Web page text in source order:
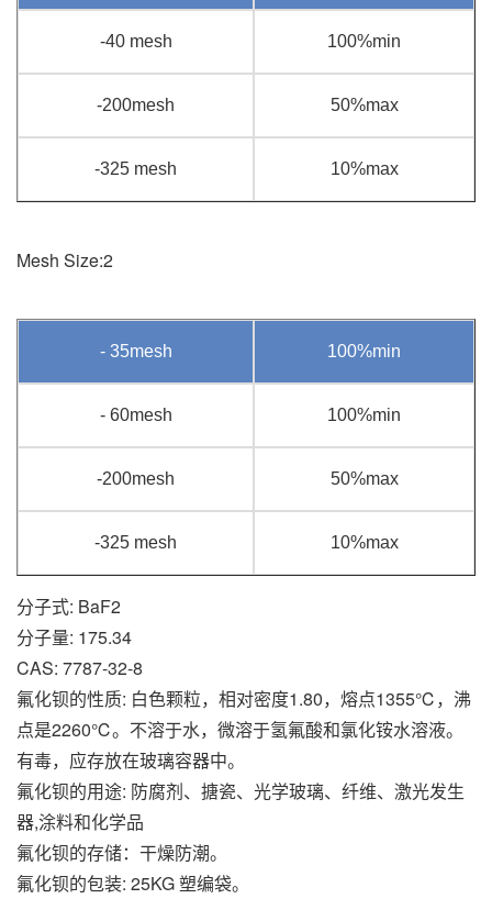
-40 mesh 100%min
-200mesh 50%max
-325 mesh 10%max
Mesh Size:2
- 35mesh 100%min
- 60mesh 100%min
-200mesh 50%max
-325 mesh 10%max
分子式: BaF2
分子量: 175.34
CAS: 7787-32-8
氟化钡的性质: 白色颗粒，相对密度1.80，熔点1355℃，沸
点是2260℃。不溶于水，微溶于氢氟酸和氯化铵水溶液。
有毒，应存放在玻璃容器中。
氟化钡的用途: 防腐剂、搪瓷、光学玻璃、纤维、激光发生
器,涂料和化学品
氟化钡的存储：干燥防潮。
氟化钡的包装: 25KG 塑编袋。